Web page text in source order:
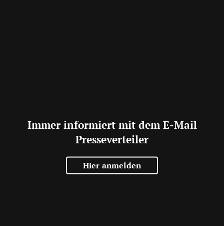
Immer informiert mit dem E-Mail
Presseverteiler
Hier anmelden